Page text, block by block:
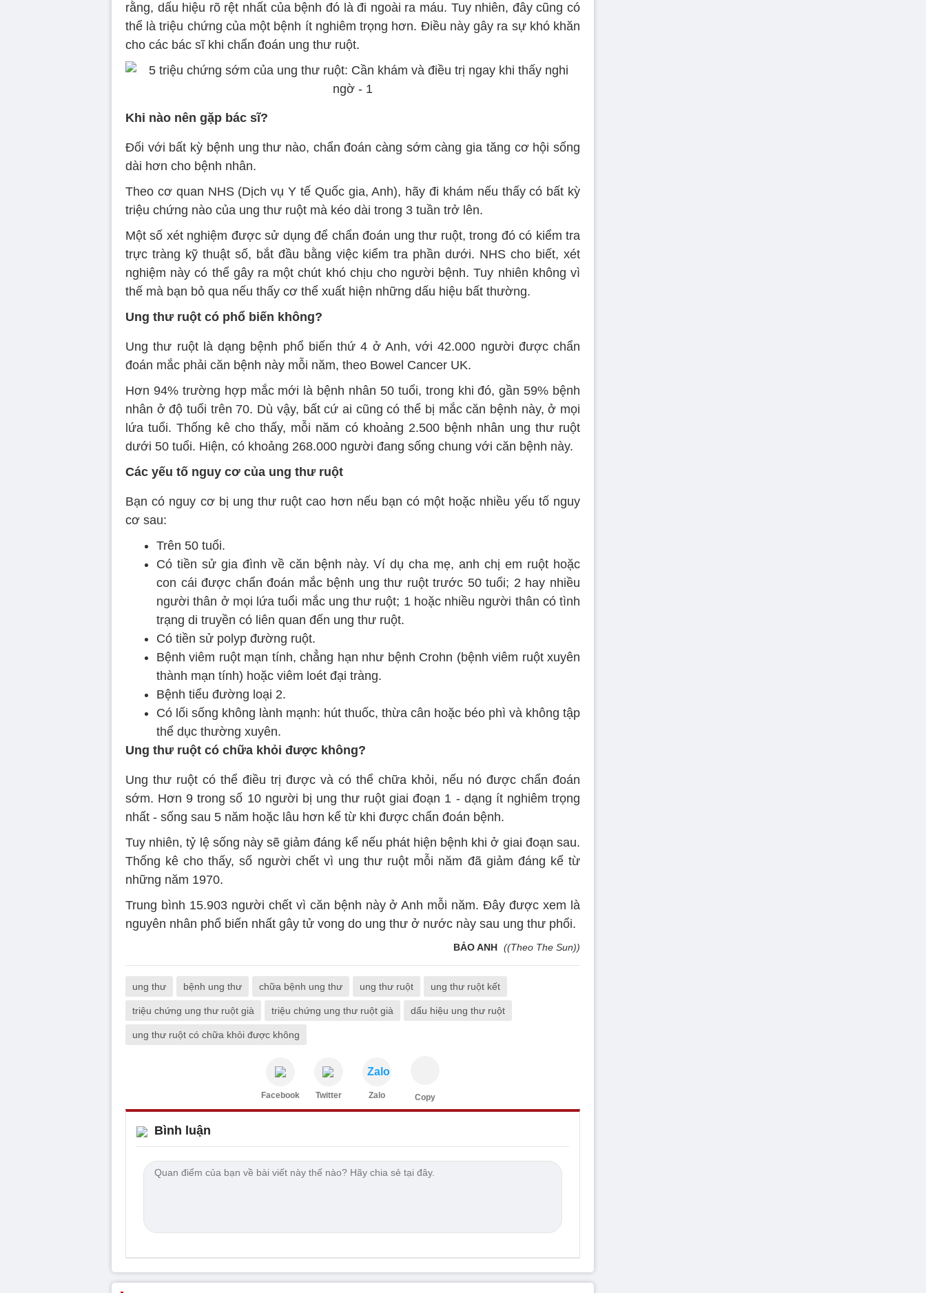
rằng, dấu hiệu rõ rệt nhất của bệnh đó là đi ngoài ra máu. Tuy nhiên, đây cũng có
thể là triệu chứng của một bệnh ít nghiêm trọng hơn. Điều này gây ra sự khó khăn
cho các bác sĩ khi chẩn đoán ung thư ruột.
Khi nào nên gặp bác sĩ?
Đối với bất kỳ bệnh ung thư nào, chẩn đoán càng sớm càng gia tăng cơ hội sống
dài hơn cho bệnh nhân.
Theo cơ quan NHS (Dịch vụ Y tế Quốc gia, Anh), hãy đi khám nếu thấy có bất kỳ
triệu chứng nào của ung thư ruột mà kéo dài trong 3 tuần trở lên.
Một số xét nghiệm được sử dụng để chẩn đoán ung thư ruột, trong đó có kiểm tra
trực tràng kỹ thuật số, bắt đầu bằng việc kiểm tra phần dưới. NHS cho biết, xét
nghiệm này có thể gây ra một chút khó chịu cho người bệnh. Tuy nhiên không vì
thế mà bạn bỏ qua nếu thấy cơ thể xuất hiện những dấu hiệu bất thường.
Ung thư ruột có phổ biến không?
Ung thư ruột là dạng bệnh phổ biến thứ 4 ở Anh, với 42.000 người được chẩn
đoán mắc phải căn bệnh này mỗi năm, theo Bowel Cancer UK.
Hơn 94% trường hợp mắc mới là bệnh nhân 50 tuổi, trong khi đó, gần 59% bệnh
nhân ở độ tuổi trên 70. Dù vậy, bất cứ ai cũng có thể bị mắc căn bệnh này, ở mọi
lứa tuổi. Thống kê cho thấy, mỗi năm có khoảng 2.500 bệnh nhân ung thư ruột
dưới 50 tuổi. Hiện, có khoảng 268.000 người đang sống chung với căn bệnh này.
Các yếu tố nguy cơ của ung thư ruột
Bạn có nguy cơ bị ung thư ruột cao hơn nếu bạn có một hoặc nhiều yếu tố nguy
cơ sau:
Trên 50 tuổi.
Có tiền sử gia đình về căn bệnh này. Ví dụ cha mẹ, anh chị em ruột hoặc
con cái được chẩn đoán mắc bệnh ung thư ruột trước 50 tuổi; 2 hay nhiều
người thân ở mọi lứa tuổi mắc ung thư ruột; 1 hoặc nhiều người thân có tình
trạng di truyền có liên quan đến ung thư ruột.
Có tiền sử polyp đường ruột.
Bệnh viêm ruột mạn tính, chẳng hạn như bệnh Crohn (bệnh viêm ruột xuyên
thành mạn tính) hoặc viêm loét đại tràng.
Bệnh tiểu đường loại 2.
Có lối sống không lành mạnh: hút thuốc, thừa cân hoặc béo phì và không tập
thể dục thường xuyên.
Ung thư ruột có chữa khỏi được không?
Ung thư ruột có thể điều trị được và có thể chữa khỏi, nếu nó được chẩn đoán
sớm. Hơn 9 trong số 10 người bị ung thư ruột giai đoạn 1 - dạng ít nghiêm trọng
nhất - sống sau 5 năm hoặc lâu hơn kể từ khi được chẩn đoán bệnh.
Tuy nhiên, tỷ lệ sống này sẽ giảm đáng kể nếu phát hiện bệnh khi ở giai đoạn sau.
Thống kê cho thấy, số người chết vì ung thư ruột mỗi năm đã giảm đáng kể từ
những năm 1970.
Trung bình 15.903 người chết vì căn bệnh này ở Anh mỗi năm. Đây được xem là
nguyên nhân phổ biến nhất gây tử vong do ung thư ở nước này sau ung thư phổi.
BẢO ANH ((Theo The Sun))
ung thư bệnh ung thư chữa bệnh ung thư ung thư ruột ung thư ruột kết
triệu chứng ung thư ruột già triệu chứng ung thư ruột già dấu hiệu ung thư ruột
ung thư ruột có chữa khỏi được không
Facebook Twitter
Zalo
Zalo Copy
Bình luận